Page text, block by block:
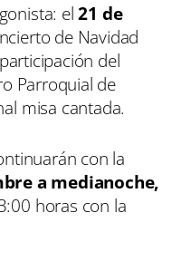
el21 de
de Navidad
del
Parroquial de
misa cantada.
con la
a medianoche,
horas con la